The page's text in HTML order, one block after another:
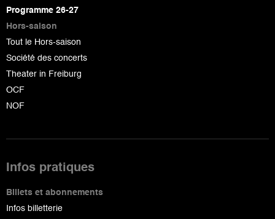
page
Programme 26-27
Hors-saison
Tout le Hors-saison
Société des concerts
Theater in Freiburg
OCF
NOF
Infos pratiques
Billets et abonnements
Infos billetterie